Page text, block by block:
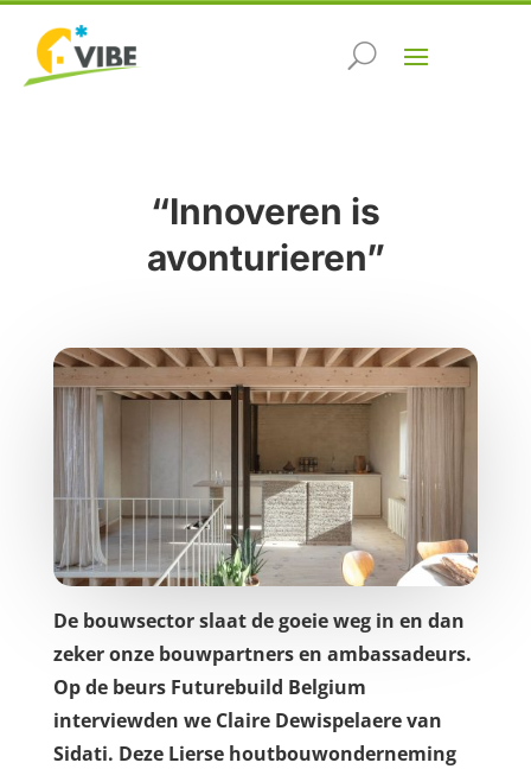
“Innoveren is
avonturieren”
De bouwsector slaat de goeie weg in en dan
zeker onze bouwpartners en ambassadeurs.
Op de beurs Futurebuild Belgium
interviewden we Claire Dewispelaere van
Sidati. Deze Lierse houtbouwonderneming